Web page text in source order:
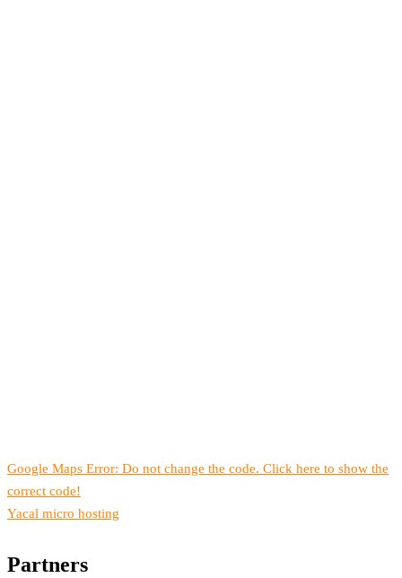
Google Maps Error: Do not change the code. Click here to show the
correct code!
Yacal micro hosting
Partners